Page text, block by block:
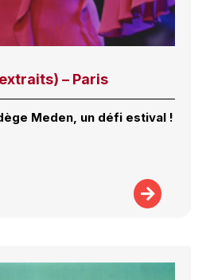
– Paris
Meden, un défi estival !